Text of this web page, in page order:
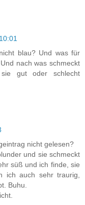
blau? Und was für
nach was schmeckt
gut oder schlecht
nicht gelesen?
und sie schmeckt
süß und ich finde, sie
ich auch sehr traurig,
Buhu.